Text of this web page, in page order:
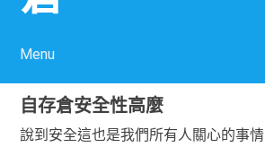
Menu
自存倉安全性高麼
說到安全這也是我們所有人關心的事